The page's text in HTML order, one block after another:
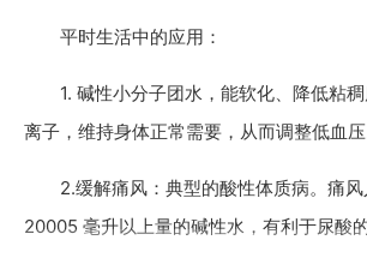
平时生活中的应用：
1. 碱性小分子团水，能软化、降低粘
离子，维持身体正常需要，从而调整低血压
2.缓解痛风：典型的酸性体质病。痛
20005 毫升以上量的碱性水，有利于尿酸的